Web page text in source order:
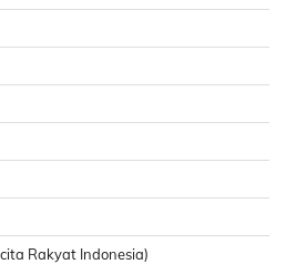
Rakyat Indonesia)